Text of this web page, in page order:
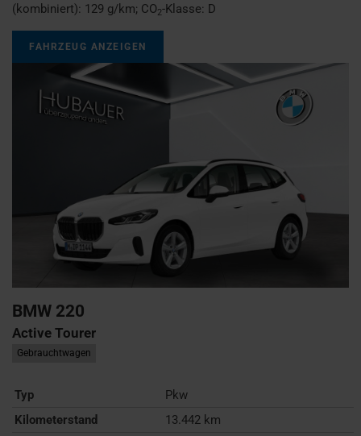
(kombiniert): 129 g/km; CO2-Klasse: D
FAHRZEUG ANZEIGEN
BMW 220
Active Tourer
Gebrauchtwagen
Typ
Pkw
Kilometerstand
13.442 km